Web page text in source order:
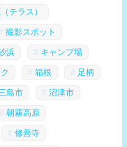
テラス）
撮影スポット
浜 キャンプ場
箱根 足柄
島市 沼津市
朝霧高原
修善寺